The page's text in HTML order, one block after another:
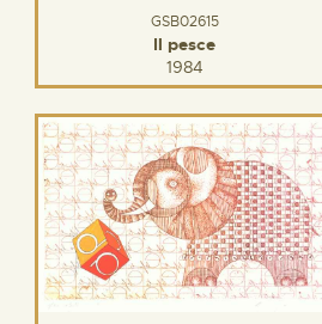
GSB02615
Il pesce
1984